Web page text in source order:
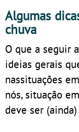
Algumas
chuva
O que a seguir
ideias gerais
nassituações
nós, situação
deve ser